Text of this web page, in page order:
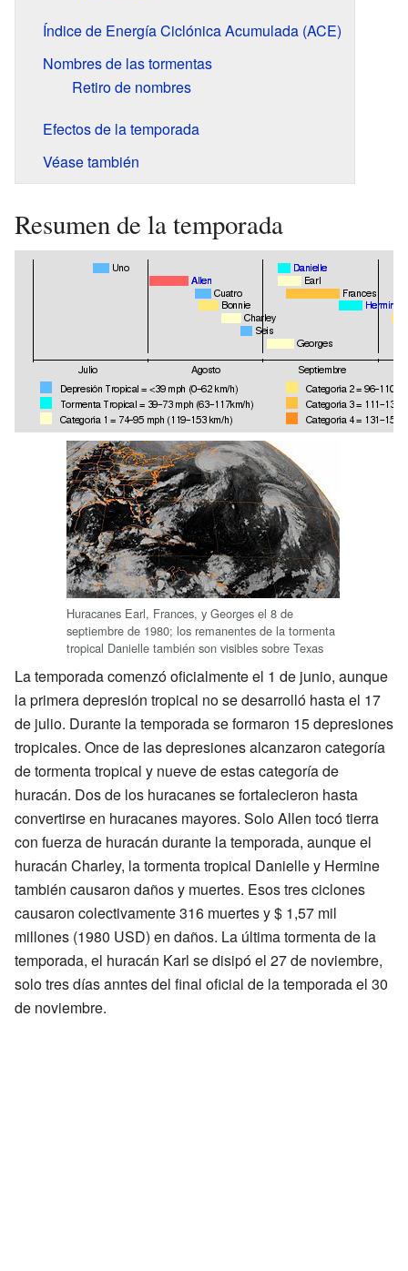
Índice de Energía Ciclónica Acumulada (ACE)
Nombres de las tormentas
Retiro de nombres
Efectos de la temporada
Véase también
Resumen de la temporada
Huracanes Earl, Frances, y Georges el 8 de
septiembre de 1980; los remanentes de la tormenta
tropical Danielle también son visibles sobre Texas
La temporada comenzó oficialmente el 1 de junio, aunque
la primera depresión tropical no se desarrolló hasta el 17
de julio. Durante la temporada se formaron 15 depresiones
tropicales. Once de las depresiones alcanzaron categoría
de tormenta tropical y nueve de estas categoría de
huracán. Dos de los huracanes se fortalecieron hasta
convertirse en huracanes mayores. Solo Allen tocó tierra
con fuerza de huracán durante la temporada, aunque el
huracán Charley, la tormenta tropical Danielle y Hermine
también causaron daños y muertes. Esos tres ciclones
causaron colectivamente 316 muertes y $ 1,57 mil
millones (1980 USD) en daños. La última tormenta de la
temporada, el huracán Karl se disipó el 27 de noviembre,
solo tres días anntes del final oficial de la temporada el 30
de noviembre.